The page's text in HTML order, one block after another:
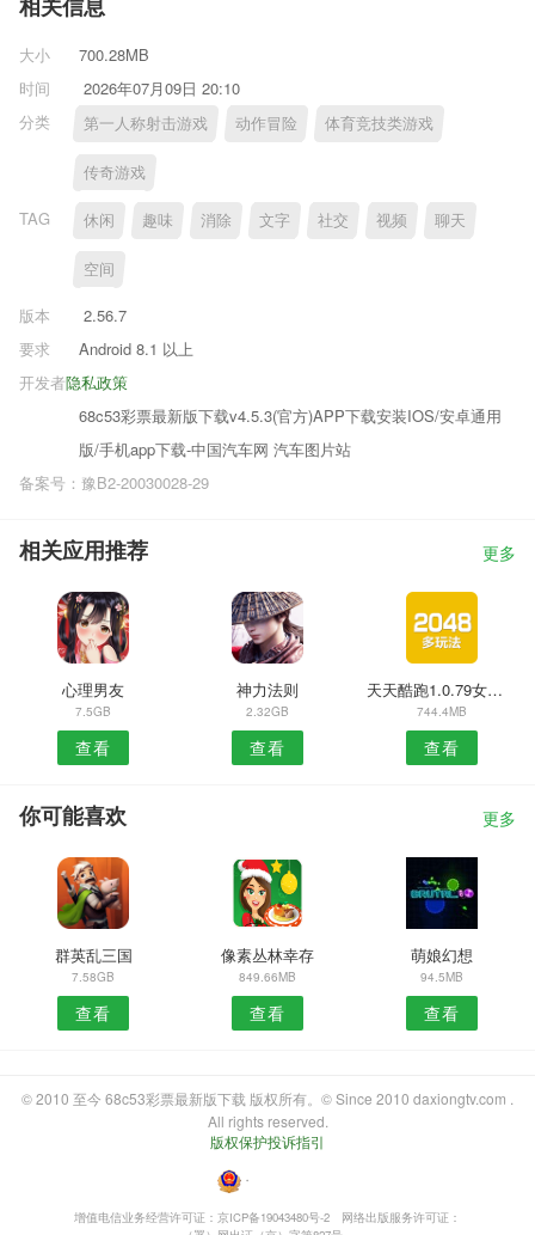
相关信息
大小
700.28MB
时间
2026年07月09日 20:10
分类
第一人称射击游戏 动作冒险 体育竞技类游戏
传奇游戏
TAG 休闲 趣味 消除 文字 社交 视频 聊天
空间
版本
2.56.7
要求
Android 8.1 以上
隐私政策
开发者
68c53彩票最新版下载v4.5.3(官方)APP下载安装IOS/安卓通用
版/手机app下载-中国汽车网 汽车图片站
备案号：豫B2-20030028-29
相关应用推荐 更多
心理男友
7.5GB
查看
神力法则
2.32GB
查看
天天酷跑1.0.79女王降临
744.4MB
查看
你可能喜欢 更多
群英乱三国
7.58GB
查看
像素丛林幸存
849.66MB
查看
萌娘幻想
94.5MB
查看
© 2010 至今 68c53彩票最新版下载 版权所有。© Since 2010 daxiongtv.com .
All rights reserved.
版权保护投诉指引
・
增值电信业务经营许可证：京ICP备19043480号-2
网络出版服务许可证：